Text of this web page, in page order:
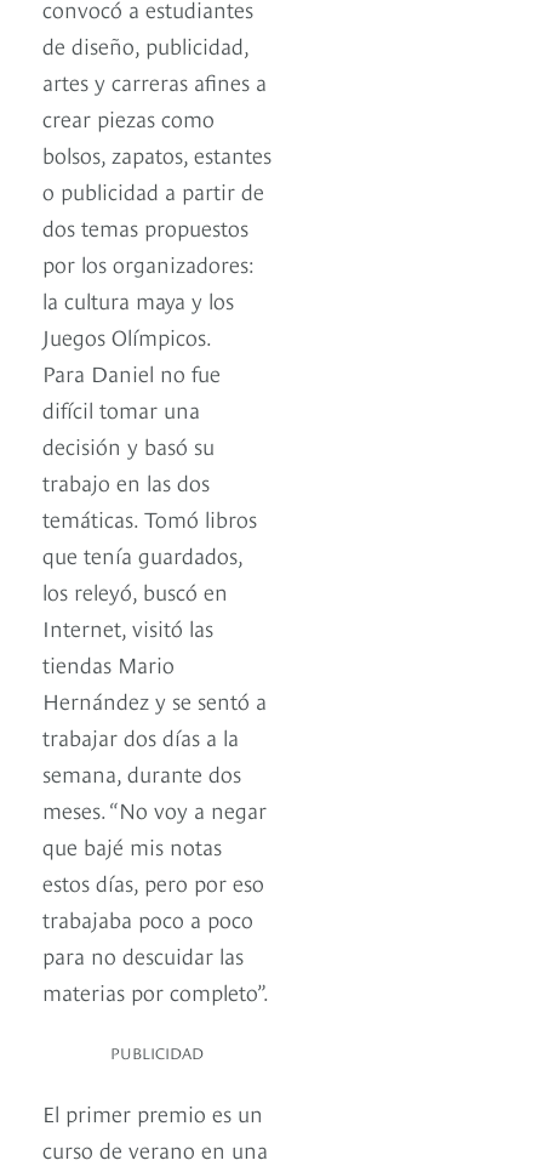
convocó a estudiantes
de diseño, publicidad,
artes y carreras afines a
crear piezas como
bolsos, zapatos, estantes
o publicidad a partir de
dos temas propuestos
por los organizadores:
la cultura maya y los
Juegos Olímpicos.
Para Daniel no fue
difícil tomar una
decisión y basó su
trabajo en las dos
temáticas. Tomó libros
que tenía guardados,
los releyó, buscó en
Internet, visitó las
tiendas Mario
Hernández y se sentó a
trabajar dos días a la
semana, durante dos
meses. “No voy a negar
que bajé mis notas
estos días, pero por eso
trabajaba poco a poco
para no descuidar las
materias por completo”.
PUBLICIDAD
El primer premio es un
curso de verano en una